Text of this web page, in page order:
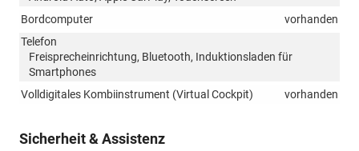
Bordcomputer
vorhanden
Telefon
Freisprecheinrichtung, Bluetooth, Induktionsladen für
Smartphones
Volldigitales Kombiinstrument (Virtual Cockpit)
vorhanden
Sicherheit & Assistenz